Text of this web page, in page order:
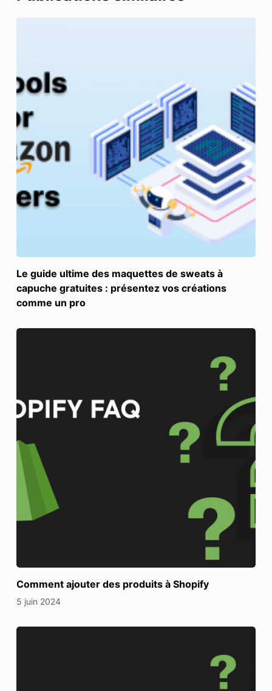
Le guide ultime des maquettes de sweats à
capuche gratuites : présentez vos créations
comme un pro
Comment ajouter des produits à Shopify
5 juin 2024